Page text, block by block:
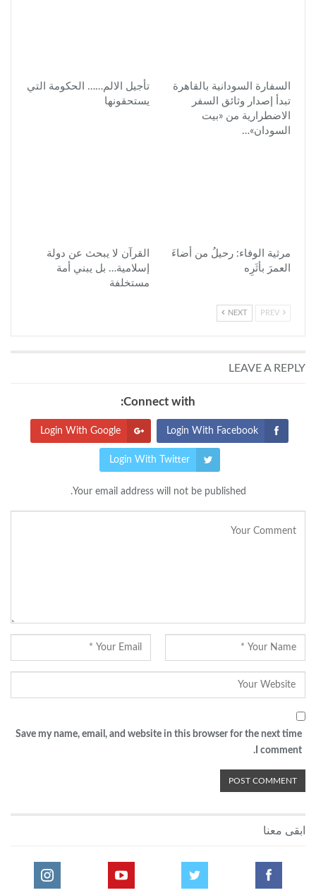
السفارة السودانية بالقاهرة
تبدأ إصدار وثائق السفر
الاضطرارية من «بيت
السودان»…
تأجيل الالم…… الحكومة التي
يستحقونها
مرثية الوفاء: رحيلُ من أضاءَ
العمرَ بأثَرِه
القرآن لا يبحث عن دولة
إسلامية… بل يبني أمة
مستخلفة
NEXT
LEAVE A REPLY
Connect with:
Login With Facebook
Login With Google
Login With Twitter
Your email address will not be published.
Save my name, email, and website in this browser for the next time
I comment.
ابقى معنا